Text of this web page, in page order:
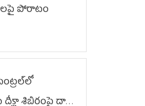
పోరాటం
శిబిరంపై దాడి